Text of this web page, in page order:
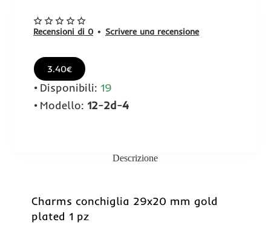
Recensioni di 0 • Scrivere una recensione
3.40€
Disponibili: 19
Modello: 12-2d-4
Descrizione
Charms conchiglia 29x20 mm gold
plated 1 pz